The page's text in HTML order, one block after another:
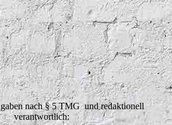
nach § 5 TMG und redaktionell
verantwortlich: